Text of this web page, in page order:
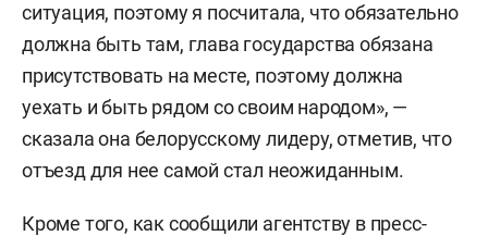
ситуация, поэтому я посчитала, что обязательно
должна быть там, глава государства обязана
присутствовать на месте, поэтому должна
уехать и быть рядом со своим народом», —
сказала она белорусскому лидеру, отметив, что
отъезд для нее самой стал неожиданным.
Кроме того, как сообщили агентству в пресс-